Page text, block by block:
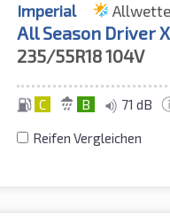
Imperial
All Season Driver
235/55R18104V
C B 71 dB
Reifen Vergleichen